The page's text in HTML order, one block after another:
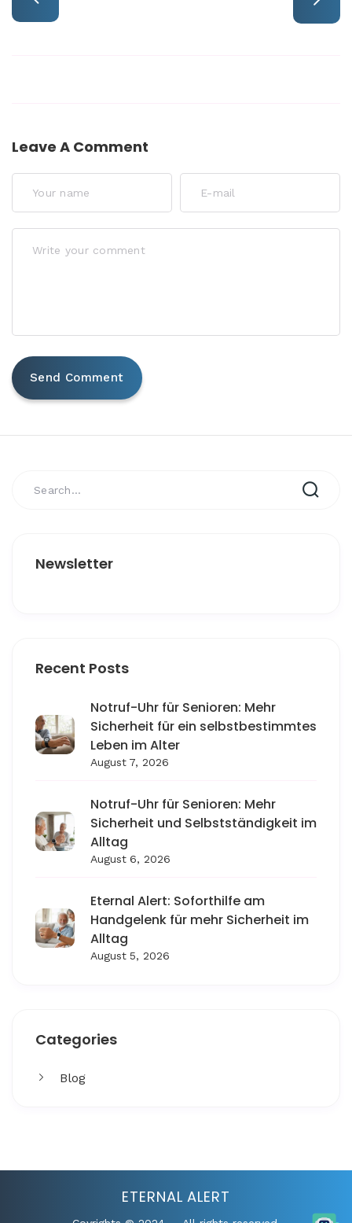
Newsletter
Recent Posts
Notruf-Uhr für Senioren: Mehr
Sicherheit für ein selbstbestimmtes
Leben im Alter
August 7, 2026
Notruf-Uhr für Senioren: Mehr
Sicherheit und Selbstständigkeit im
Alltag
August 6, 2026
Eternal Alert: Soforthilfe am
Handgelenk für mehr Sicherheit im
Alltag
August 5, 2026
Categories
Blog
Leave A Comment
ETERNAL ALERT